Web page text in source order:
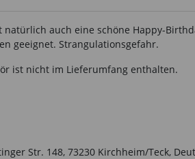
auch eine schöne Happy-
geeignet. Strangulationsgefahr.
ist nicht im Lieferumfang enthalten.
Str. 148, 73230 Kirchheim/Teck,